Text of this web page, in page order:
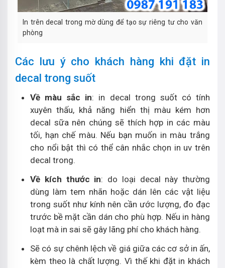
In trên decal trong mờ dùng để tạo sự riêng tư cho văn
phòng
Các lưu ý cho khách hàng khi đặt in
decal trong suốt
Về màu sắc in: in decal trong suốt có tính
xuyên thấu, khả năng hiển thị màu kém hơn
decal sữa nên chúng sẽ thích hợp in các màu
tối, hạn chế màu. Nếu bạn muốn in màu trắng
cho nổi bật thì có thể cân nhắc chọn in uv trên
decal trong.
Về kích thước in: do loại decal này thường
dùng làm tem nhãn hoặc dán lên các vật liệu
trong suốt như kính nên cần ước lượng, đo đạc
trước bề mặt cần dán cho phù hợp. Nếu in hàng
loạt mà in sai sẽ gây lãng phí cho khách hàng.
Sẽ có sự chênh lệch về giá giữa các cơ sở in ấn,
kèm theo là chất lượng. Vì thế khi đặt in khách